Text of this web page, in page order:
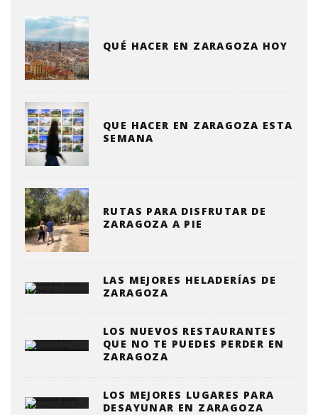
QUÉ HACER EN ZARAGOZA HOY
QUE HACER EN ZARAGOZA ESTA
SEMANA
RUTAS PARA DISFRUTAR DE
ZARAGOZA A PIE
LAS MEJORES HELADERÍAS DE
ZARAGOZA
LOS NUEVOS RESTAURANTES
QUE NO TE PUEDES PERDER EN
ZARAGOZA
LOS MEJORES LUGARES PARA
DESAYUNAR EN ZARAGOZA